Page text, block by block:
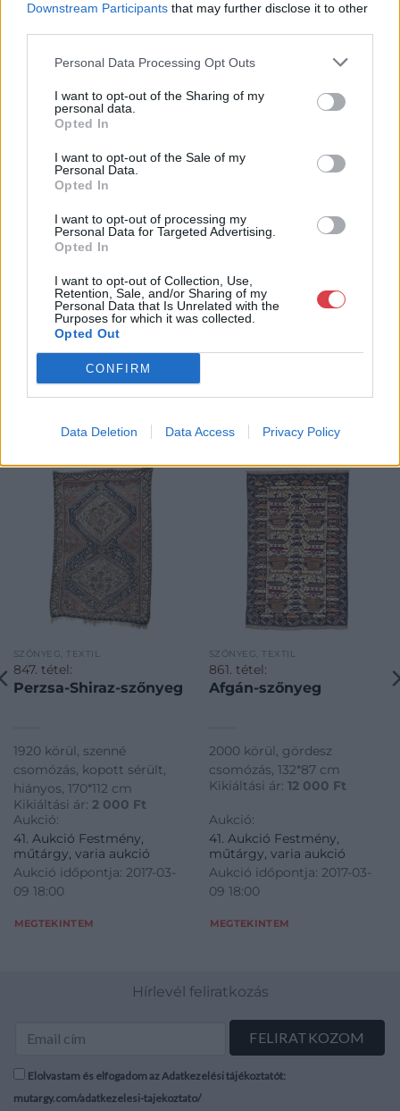
Downstream Participants that may further disclose it to other
Personal Data Processing Opt Outs
I want to opt-out of the Sharing of my
personal data.
Opted In
I want to opt-out of the Sale of my
Personal Data.
Opted In
I want to opt-out of processing my
Personal Data for Targeted Advertising.
Opted In
I want to opt-out of Collection, Use,
Retention, Sale, and/or Sharing of my
Personal Data that Is Unrelated with the
Purposes for which it was collected.
Opted Out
CONFIRM
Data Deletion Data Access Privacy Policy
Eladó adatai
Eladó:Biksady Galéria
Biksady Galéria Kft.
Telefon: 061/784-1111 061/780-
Weboldal:
http://www.biksady.com
GALÉRIA TOVÁBBI MŰTÁRGYAI
KAPCSOLÓDÓ MŰTÁRGYAK
SZŐNYEG, TEXTIL
847. tétel:
Perzsa-Shiraz-szőnyeg
1920 körül, szenné
csomózás, kopott sérült,
hiányos, 170*112 cm
Kikiáltási ár: 2 000 Ft
Aukció:
41. Aukció Festmény,
műtárgy, varia aukció
Aukció időpontja: 2017-03-
09 18:00
MEGTEKINTEM
SZŐNYEG, TEXTIL
861. tétel:
Afgán-szőnyeg
2000 körül, gördesz
csomózás, 132*87 cm
Kikiáltási ár: 12 000 Ft
Aukció:
41. Aukció Festmény,
műtárgy, varia aukció
Aukció időpontja: 2017-03-
09 18:00
MEGTEKINTEM
Hírlevél feliratkozás
Elolvastam és elfogadom az Adatkezelési tájékoztatót:
mutargy.com/adatkezelesi-tajekoztato/